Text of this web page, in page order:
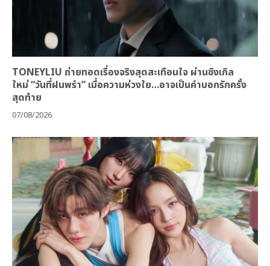
TONEYLIU ถ่ายทอดเรื่องจริงสุดสะเทือนใจ ผ่านซิงเกิล
ใหม่ “วันที่ฝนพรำ” เมื่อความห่วงใย…อาจเป็นคำบอกรักครั้ง
สุดท้าย
07/08/2026